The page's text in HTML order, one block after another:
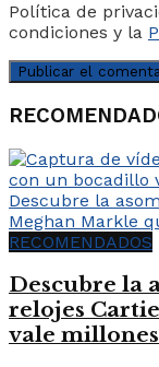
Política de
condiciones y la
RECOMENDADOS
Descubre la
relojes
vale millones